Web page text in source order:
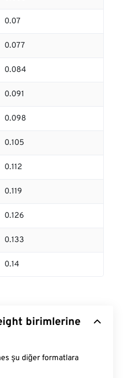
0.07
0.077
0.084
0.091
0.098
0.105
0.112
0.119
0.126
0.133
0.14
birimlerine
şu diğer formatlara